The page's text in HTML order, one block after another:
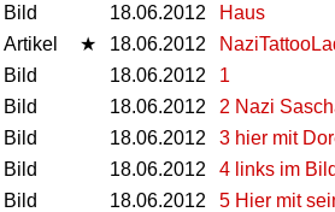
Bild 18.06.2012
Haus
Artikel ★ 18.06.2012
Bild 18.06.2012
1
Bild 18.06.2012
2 Nazi
Bild 18.06.2012
3 hier mit
Bild 18.06.2012
4 links im
Bild 18.06.2012
5 Hier mit